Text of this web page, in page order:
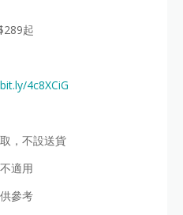
起
4c8XCiG
，不設送貨
適用
參考